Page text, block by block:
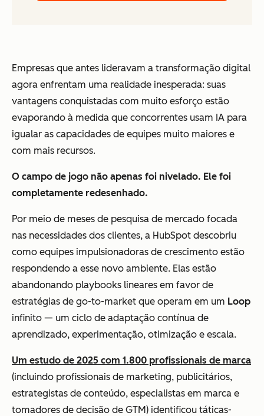
Empresas que antes lideravam a transformação digital
agora enfrentam uma realidade inesperada: suas
vantagens conquistadas com muito esforço estão
evaporando à medida que concorrentes usam IA para
igualar as capacidades de equipes muito maiores e
com mais recursos.
O campo de jogo não apenas foi nivelado. Ele foi
completamente redesenhado.
Por meio de meses de pesquisa de mercado focada
nas necessidades dos clientes, a HubSpot descobriu
como equipes impulsionadoras de crescimento estão
respondendo a esse novo ambiente. Elas estão
abandonando playbooks lineares em favor de
estratégias de go-to-market que operam em um Loop
infinito — um ciclo de adaptação contínua de
aprendizado, experimentação, otimização e escala.
Um estudo de 2025 com 1.800 profissionais de marca
(incluindo profissionais de marketing, publicitários,
estrategistas de conteúdo, especialistas em marca e
tomadores de decisão de GTM) identificou táticas-